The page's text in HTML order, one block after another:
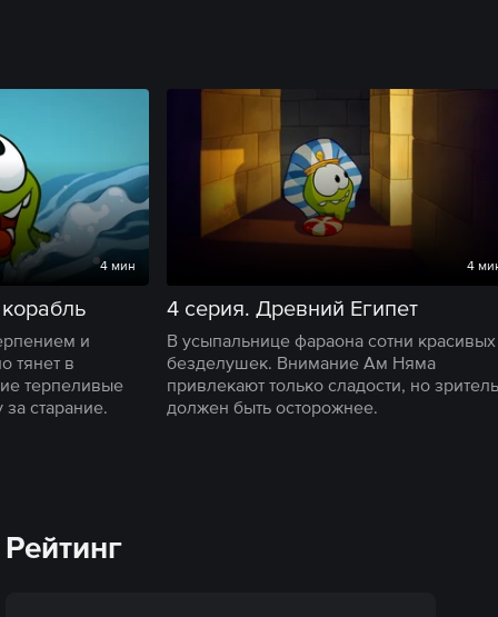
4 мин
и
тянет в
терпеливые
за старание.
4
4 серия. Древний Египет
В усыпальнице фараона сотни красивых
безделушек. Внимание Ам Няма
привлекают только сладости, но зритель
должен быть осторожнее.
Рейтинг